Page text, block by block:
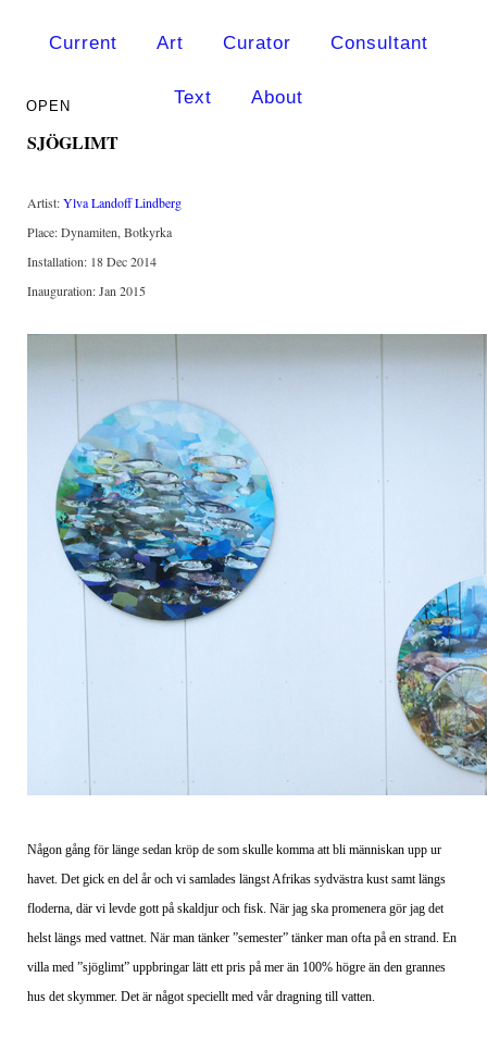
Current Art Curator Consultant
Text About
SJÖGLIMT
Artist:Ylva Landoff Lindberg
Place: Dynamiten, Botkyrka
Installation: 18 Dec 2014
Inauguration: Jan 2015
Någon gång för länge sedan kröp de som skulle komma att bli människan upp ur
havet. Det gick en del år och vi samlades längst Afrikas sydvästra kust samt längs
floderna, där vi levde gott på skaldjur och fisk. När jag ska promenera gör jag det
helst längs med vattnet. När man tänker ”semester” tänker man ofta på en strand. En
villa med ”sjöglimt” uppbringar lätt ett pris på mer än 100% högre än den grannes
hus det skymmer. Det är något speciellt med vår dragning till vatten.